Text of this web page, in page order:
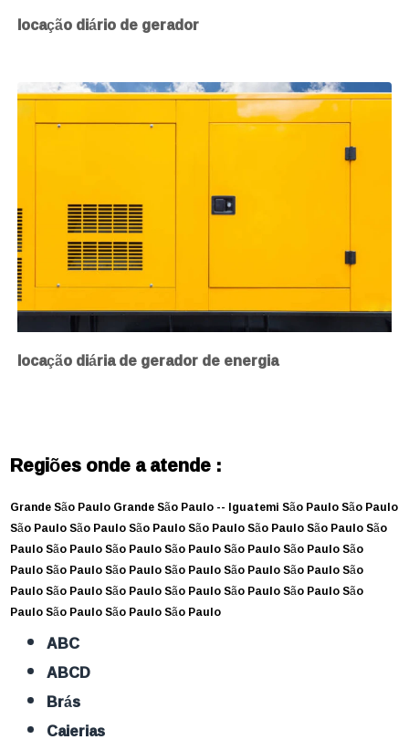
locação diário de gerador
locação diária de gerador de energia
Regiões onde a atende :
Grande São PauloGrande São Paulo -- IguatemiSão PauloSão Paulo
São PauloSão PauloSão PauloSão PauloSão PauloSão PauloSão
PauloSão PauloSão PauloSão PauloSão PauloSão PauloSão
PauloSão PauloSão PauloSão PauloSão PauloSão PauloSão
PauloSão PauloSão PauloSão PauloSão PauloSão PauloSão
PauloSão PauloSão PauloSão Paulo
ABC
ABCD
Brás
Caierias